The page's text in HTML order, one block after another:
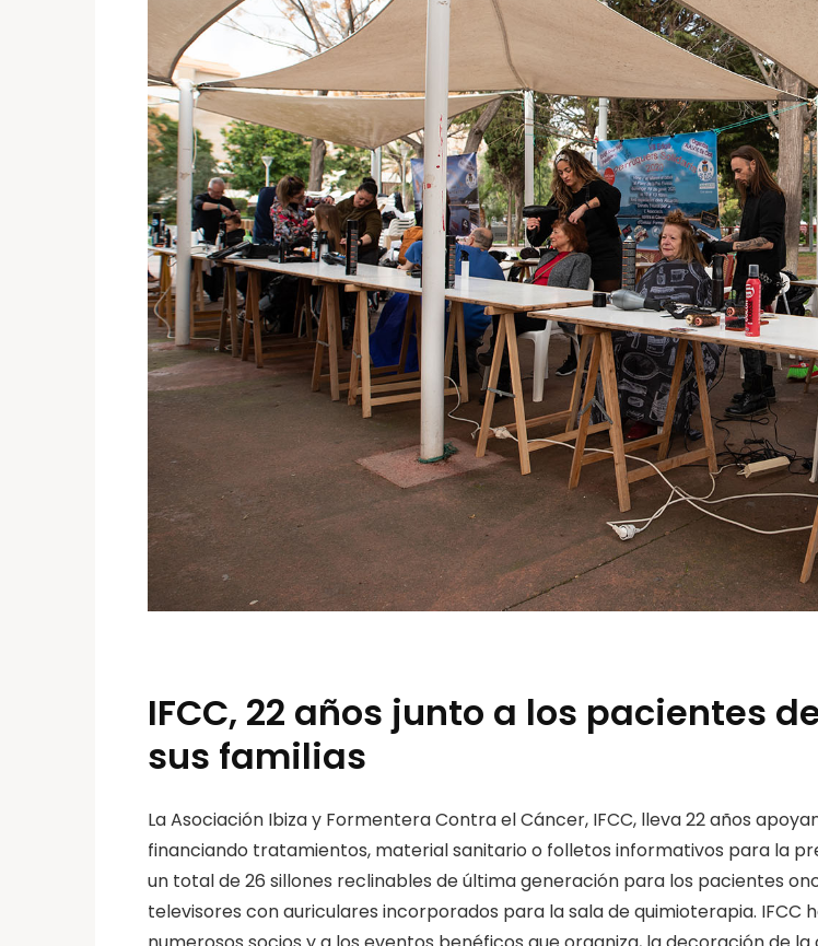
IFCC, 22 años junto a los pacientes
sus familias
La Asociación Ibiza y Formentera Contra el Cáncer, IFCC, lleva 22 años
financiando tratamientos, material sanitario o folletos informativos para la
un total de 26 sillones reclinables de última generación para los pacientes
televisores con auriculares incorporados para la sala de quimioterapia. IFCC